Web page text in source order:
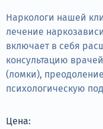
Нарколог
Стационар
Психиатрия
Цены
Наркологи нашей
лечение
включает в себя
консультацию
(ломки),
психологическую
Цена: